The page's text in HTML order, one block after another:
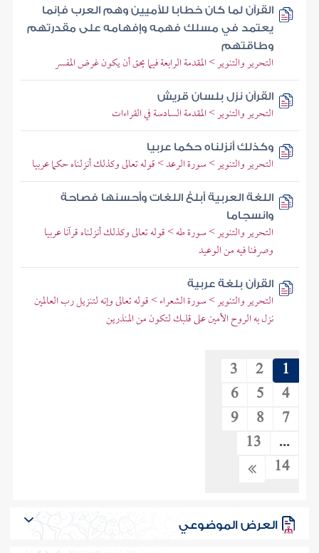
القرآن لما كان خطابا للأميين وهم العرب فإنما
يعتمد في مسلك فهمه وإفهامه على مقدرتهم
وطاقتهم
التحرير والتنوير > المقدمة الرابعة فيما يحق أن يكون غرض المفسر
القرآن نزل بلسان قريش
التحرير والتنوير > المقدمة السادسة في القراءات
وكذلك أنزلناه حكما عربيا
التحرير والتنوير > سورة الرعد > قوله تعالى وكذلك أنزلناه حكما عربيا
اللغة العربية أبلغ اللغات وأحسنها فصاحة
وانسجاما
التحرير والتنوير > سورة طه > قوله تعالى وكذلك أنزلناه قرآنا عربيا
وصرفنا فيه من الوعيد
القرآن بلغة عربية
التحرير والتنوير > سورة الشعراء > قوله تعالى وإنه لتنزيل رب العالمين
نزل به الروح الأمين على قلبك لتكون من المنذرين
1
2
3
4
5
6
7
8
9
...
13
14
العرض الموضوعي